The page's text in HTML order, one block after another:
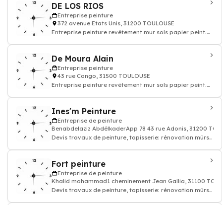
DE LOS RIOS
Entreprise peinture
372 avenue Etats Unis, 31200 TOULOUSE
Entreprise peinture revêtement mur sols papier peint.
De Moura Alain
Entreprise peinture
43 rue Congo, 31500 TOULOUSE
Entreprise peinture revêtement mur sols papier peint.
Ines'm Peinture
Entreprise de peinture
Benabdelaziz AbdélkaderApp 78 43 rue Adonis, 31200
Devis travaux de peinture, tapisserie: rénovation mûrs
Fort peinture
Entreprise de peinture
Khalid mohammad1 cheminement Jean Gallia, 31100
Devis travaux de peinture, tapisserie: rénovation mûrs